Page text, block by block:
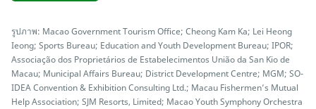
รูปภาพ: Macao Government Tourism Office; Cheong Kam Ka; Lei Heong
Ieong; Sports Bureau; Education and Youth Development Bureau; IPOR;
Associação dos Proprietários de Estabelecimentos União da San Kio de
Macau; Municipal Affairs Bureau; District Development Centre; MGM; SO-
IDEA Convention & Exhibition Consulting Ltd.; Macau Fishermen’s Mutual
Help Association; SJM Resorts, Limited; Macao Youth Symphony Orchestra